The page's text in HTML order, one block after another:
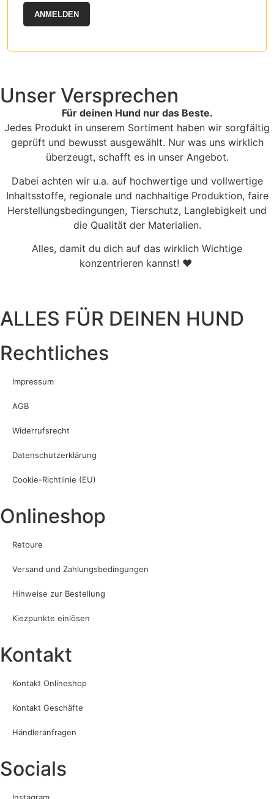
ANMELDEN
Unser Versprechen
Für deinen Hund nur das Beste.
Jedes Produkt in unserem Sortiment haben wir sorgfältig
geprüft und bewusst ausgewählt. Nur was uns wirklich
überzeugt, schafft es in unser Angebot.
Dabei achten wir u.a. auf hochwertige und vollwertige
Inhaltsstoffe, regionale und nachhaltige Produktion, faire
Herstellungsbedingungen, Tierschutz, Langlebigkeit und
die Qualität der Materialien.
Alles, damit du dich auf das wirklich Wichtige
konzentrieren kannst! ♥
ALLES FÜR DEINEN HUND
Rechtliches
Impressum
AGB
Widerrufsrecht
Datenschutzerklärung
Cookie-Richtlinie (EU)
Onlineshop
Retoure
Versand und Zahlungsbedingungen
Hinweise zur Bestellung
Kiezpunkte einlösen
Kontakt​
Kontakt Onlineshop
Kontakt Geschäfte
Händleranfragen
Socials
Instagram